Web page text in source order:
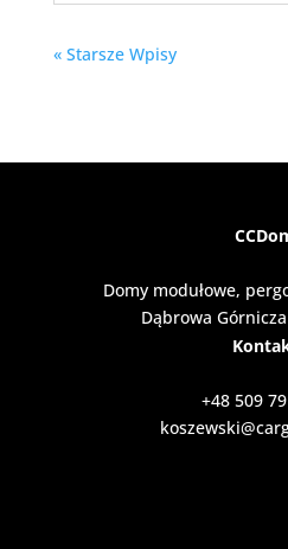
« Starsze Wpisy
Domy modułowe,
Dąbrowa
+48 509